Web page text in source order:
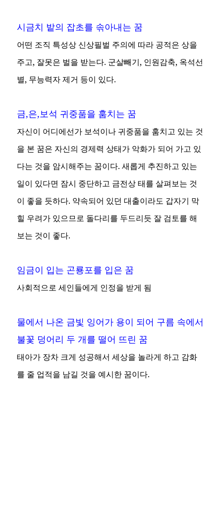
시금치 밭의 잡초를 솎아내는 꿈
어떤 조직 특성상 신상필벌 주의에 따라 공적은 상을
주고, 잘못은 벌을 받는다. 군살빼기, 인원감축, 옥석선
별, 무능력자 제거 등이 있다.
금,은,보석 귀중품을 훔치는 꿈
자신이 어디에선가 보석이나 귀중품을 훔치고 있는 것
을 본 꿈은 자신의 경제력 상태가 악화가 되어 가고 있
다는 것을 암시해주는 꿈이다. 새롭게 추진하고 있는
일이 있다면 잠시 중단하고 금전상 태를 살펴보는 것
이 좋을 듯하다. 약속되어 있던 대출이라도 갑자기 막
힐 우려가 있으므로 돌다리를 두드리듯 잘 검토를 해
보는 것이 좋다.
임금이 입는 곤룡포를 입은 꿈
사회적으로 세인들에게 인정을 받게 됨
물에서 나온 금빛 잉어가 용이 되어 구름 속에서
불꽃 덩어리 두 개를 떨어 뜨린 꿈
태아가 장차 크게 성공해서 세상을 놀라게 하고 감화
를 줄 업적을 남길 것을 예시한 꿈이다.